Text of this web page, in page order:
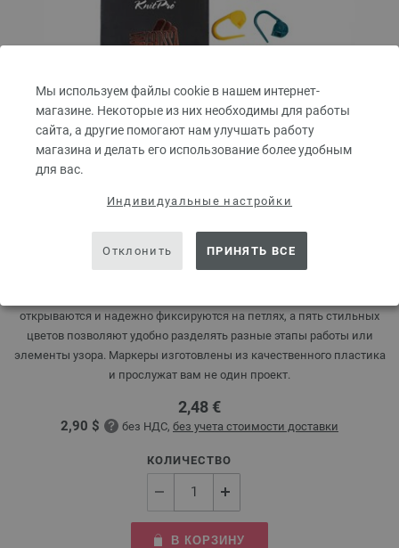
Мы используем файлы cookie в нашем интернет-
магазине. Некоторые из них необходимы для работы
сайта, а другие помогают нам улучшать работу
магазина и делать его использование более удобным
для вас.
Индивидуальные настройки
Отклонить ПРИНЯТЬ ВСЕ
Маркеры для петель (открытые)
открываются и надежно фиксируются на петлях, а пять стильных
цветов позволяют удобно разделять разные этапы работы или
элементы узора. Маркеры изготовлены из качественного пластика
и прослужат вам не один проект.
2,48 €
2,90 $ без НДС, без учета стоимости доставки
КОЛИЧЕСТВО
В КОРЗИНУ